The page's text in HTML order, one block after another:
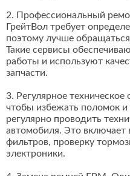
2. Профессиональный
ГрейтВол требует
поэтому лучше
Такие сервисы
работы и используют
запчасти.
3. Регулярное
чтобы избежать поломок
регулярно проводить
автомобиля. Это включает
фильтров, проверку
электроники.